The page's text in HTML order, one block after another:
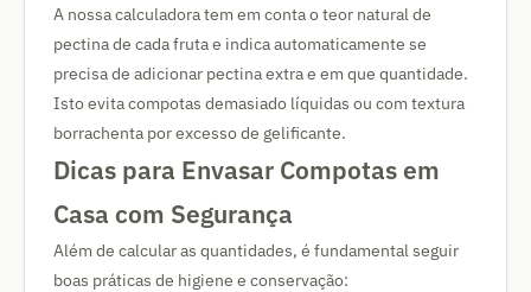
A nossa calculadora tem em conta o teor natural de
pectina de cada fruta e indica automaticamente se
precisa de adicionar pectina extra e em que quantidade.
Isto evita compotas demasiado líquidas ou com textura
borrachenta por excesso de gelificante.
Dicas para Envasar Compotas em
Casa com Segurança
Além de calcular as quantidades, é fundamental seguir
boas práticas de higiene e conservação: